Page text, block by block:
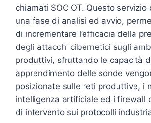
chiamati SOC OT. Questo servizio
una fase di analisi ed avvio,
di incrementare l’efficacia della
degli attacchi cibernetici sugli
produttivi, sfruttando le capacità
apprendimento delle sonde
posizionate sulle reti produttive, i
intelligenza artificiale ed i firewall
di intervento sui protocolli